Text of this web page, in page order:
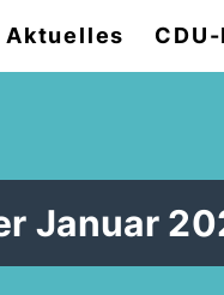
Aktuelles
Januar